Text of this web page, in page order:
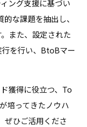
ング支援に基づい
な課題を抽出し、
また、設定された
を行い、BtoBマー
獲得に役立つ、To
培ってきたノウハ
ぜひご活用くださ